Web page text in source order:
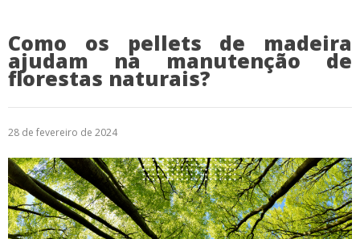
Como os pellets de madeira
ajudam na manutenção de
florestas naturais?
28 de fevereiro de 2024